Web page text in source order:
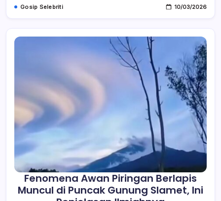
Gosip Selebriti 10/03/2026
Fenomena Awan Piringan Berlapis
Muncul di Puncak Gunung Slamet, Ini